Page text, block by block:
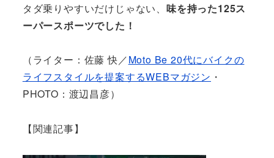
タダ乗りやすいだけじゃない、 味を持った125ス
ーパースポーツでした！
（ライター：佐藤 快／Moto Be 20代にバイクの
ライフスタイルを提案するWEBマガジン ・
PHOTO：渡辺昌彦）
【関連記事】